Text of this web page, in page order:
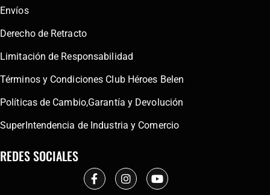
Envíos
Derecho de Retracto
Limitación de Responsabilidad
Términos y Condiciones Club Héroes Belen
Políticas de Cambio,Garantía y Devolución
SuperIntendencia de Industria y Comercio
REDES SOCIALES